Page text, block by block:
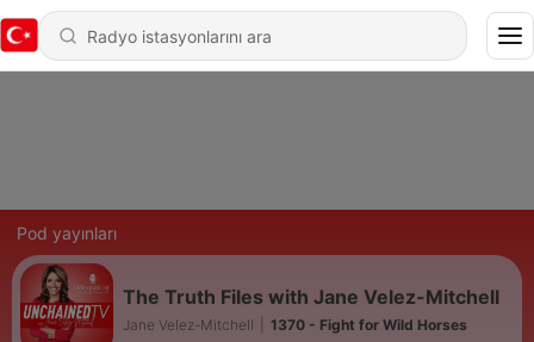
Pod yayınları
The Truth Files with Jane Velez-Mitchell
Jane Velez-Mitchell 1370 - Fight for Wild Horses